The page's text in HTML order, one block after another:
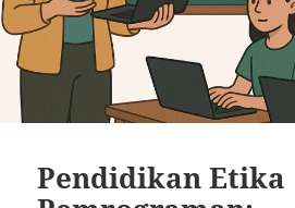
Pendidikan Etika